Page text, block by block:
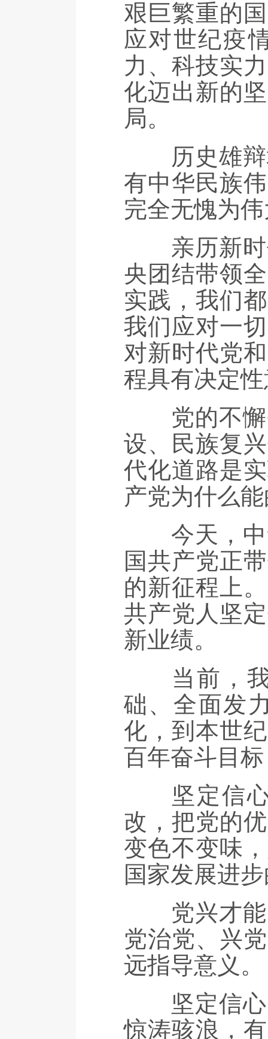
艰巨繁重的
应对世纪疫
力、科技实
化迈出新的
局。
历史雄辩
有中华民族
完全无愧为
亲历新时
央团结带领
实践，我们
我们应对一
对新时代党
程具有决定
党的不懈
设、民族复
代化道路是
产党为什么
今天，中
国共产党正
的新征程上
共产党人坚
新业绩。
当前，我
础、全面发
化，到本世
百年奋斗目
坚定信心
改，把党的
变色不变味
国家发展进
党兴才能
党治党、兴
远指导意义。
坚定信心
惊涛骇浪，